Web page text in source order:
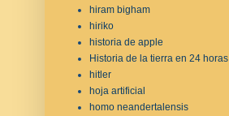
hiram bigham
hiriko
historia de apple
Historia de la tierra en 24 horas
hitler
hoja artificial
homo neandertalensis